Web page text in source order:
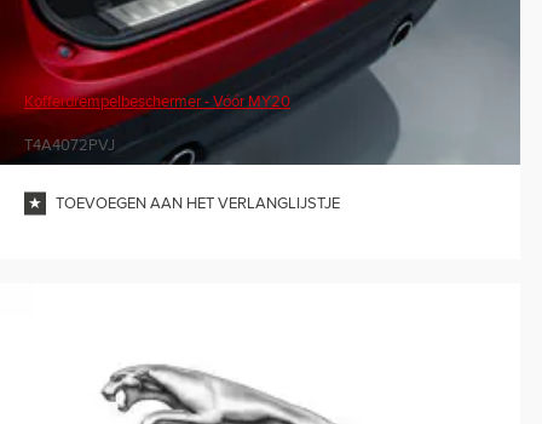
Kofferdrempelbeschermer - Vóór MY20
T4A4072PVJ
TOEVOEGEN AAN HET VERLANGLIJSTJE